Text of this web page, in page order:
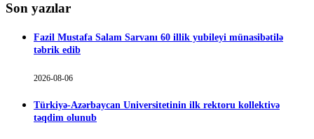
Son yazılar
Fazil Mustafa Salam Sarvanı 60 illik yubileyi münasibətilə
təbrik edib
2026-08-06
Türkiyə-Azərbaycan Universitetinin ilk rektoru kollektivə
təqdim olunub